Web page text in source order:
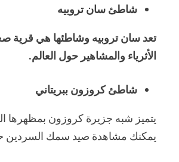
شاطئ سان تروبيه
تعد سان تروبيه وشاطئها هي قرية
الأثرياء والمشاهير حول العالم.
شاطئ كروزون ببريتاني
يتميز شبه جزيرة كروزون بمظهرها
يمكنك مشاهدة صيد سمك السردين